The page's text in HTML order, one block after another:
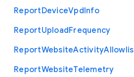
ReportDeviceVpdInfo
ReportUploadFrequency
ReportWebsiteActivity
ReportWebsiteTelemetry